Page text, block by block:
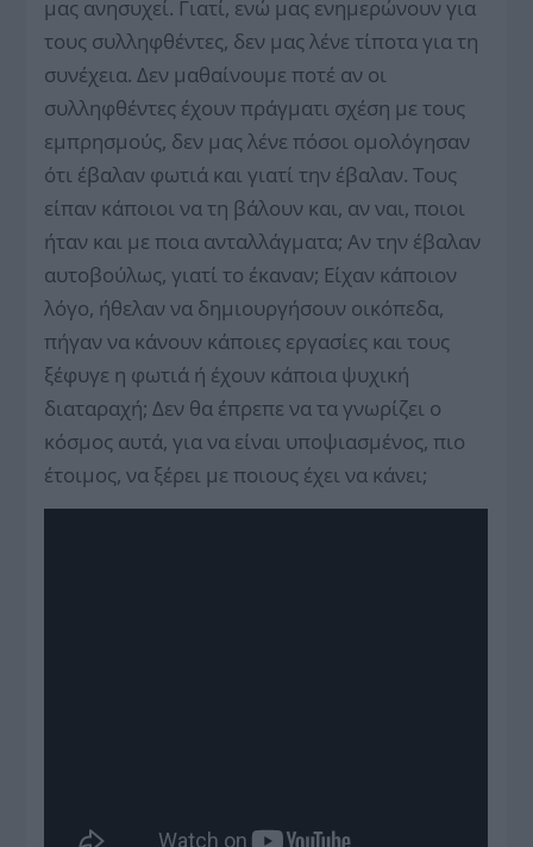
μας ανησυχεί. Γιατί, ενώ μας ενημερώνουν για
τους συλληφθέντες, δεν μας λένε τίποτα για τη
συνέχεια. Δεν μαθαίνουμε ποτέ αν οι
συλληφθέντες έχουν πράγματι σχέση με τους
εμπρησμούς, δεν μας λένε πόσοι ομολόγησαν
ότι έβαλαν φωτιά και γιατί την έβαλαν. Τους
είπαν κάποιοι να τη βάλουν και, αν ναι, ποιοι
ήταν και με ποια ανταλλάγματα; Αν την έβαλαν
αυτοβούλως, γιατί το έκαναν; Είχαν κάποιον
λόγο, ήθελαν να δημιουργήσουν οικόπεδα,
πήγαν να κάνουν κάποιες εργασίες και τους
ξέφυγε η φωτιά ή έχουν κάποια ψυχική
διαταραχή; Δεν θα έπρεπε να τα γνωρίζει ο
κόσμος αυτά, για να είναι υποψιασμένος, πιο
έτοιμος, να ξέρει με ποιους έχει να κάνει;